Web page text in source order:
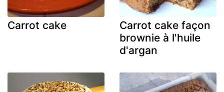
Carrot cake
Carrot cake façon
brownie à l'huile
d'argan